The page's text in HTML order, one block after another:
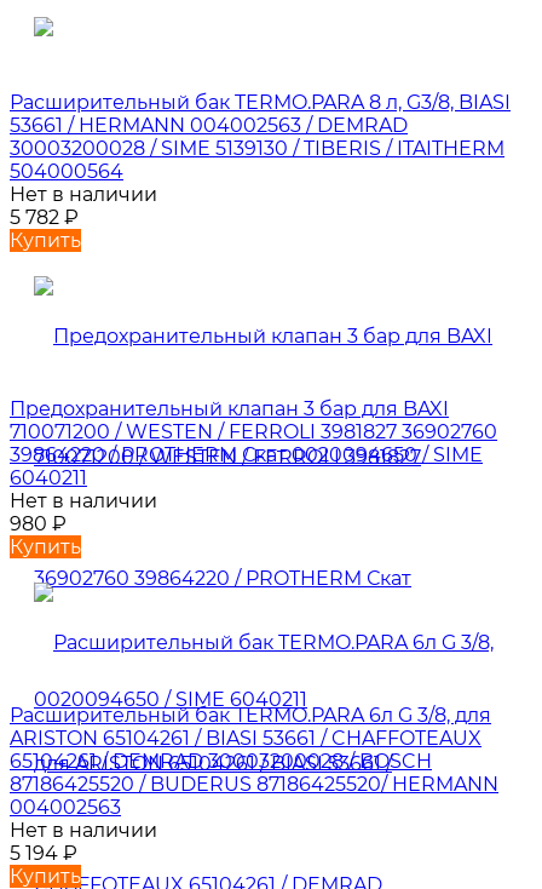
Расширительный бак TERMO.PARA 8 л, G3/8, BIASI
53661 / HERMANN 004002563 / DEMRAD
30003200028 / SIME 5139130 / TIBERIS / ITAITHERM
504000564
Нет в наличии
5 782 ₽
Купить
Предохранительный клапан 3 бар для BAXI
710071200 / WESTEN / FERROLI 3981827 36902760
39864220 / PROTHERM Скат 0020094650 / SIME
6040211
Нет в наличии
980 ₽
Купить
Расширительный бак TERMO.PARA 6л G 3/8, для
ARISTON 65104261 / BIASI 53661 / CHAFFOTEAUX
65104261 / DEMRAD 30003200028 / BOSCH
87186425520 / BUDERUS 87186425520/ HERMANN
004002563
Нет в наличии
5 194 ₽
Купить